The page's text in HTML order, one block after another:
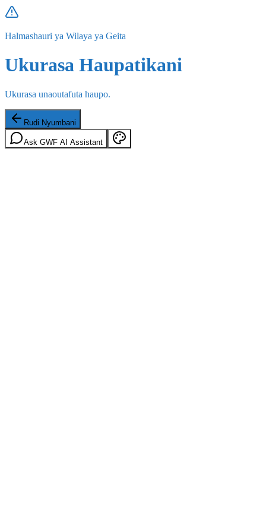
Halmashauri ya Wilaya ya Geita
Ukurasa Haupatikani
Ukurasa unaoutafuta haupo.
Rudi Nyumbani
Ask GWF AI Assistant